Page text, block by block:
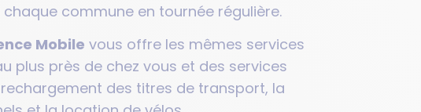
commune en tournée régulière.
Mobile vous offre les mêmes services
plus près de chez vous et des services
des titres de transport, la